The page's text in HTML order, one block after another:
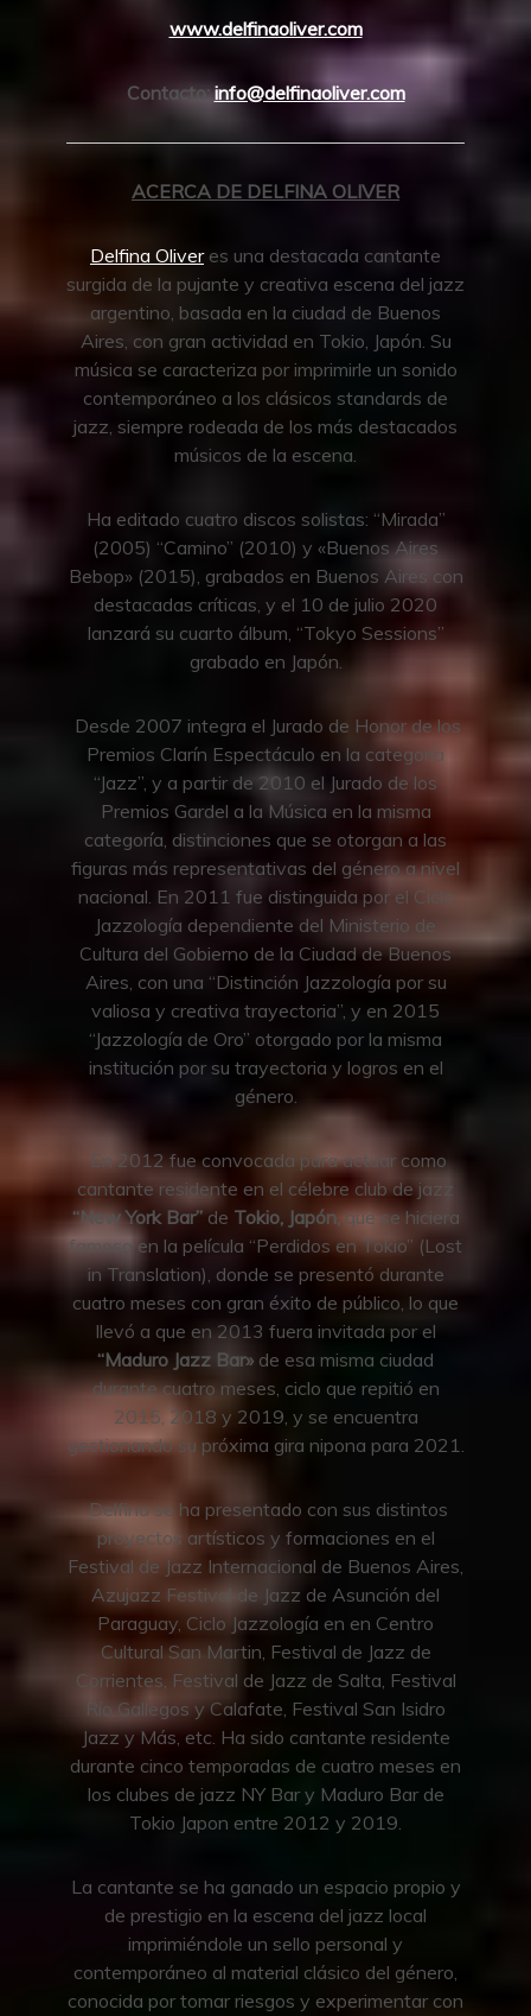
www.delfinaoliver.com
Contacto:info@delfinaoliver.com
ACERCA DE DELFINA OLIVER
Delfina Oliveres una destacada cantante
surgida de la pujante y creativa escena del jazz
argentino, basada en la ciudad de Buenos
Aires, con gran actividad en Tokio, Japón. Su
música se caracteriza por imprimirle un sonido
contemporáneo a los clásicos standards de
jazz, siempre rodeada de los más destacados
músicos de la escena.
Ha editado cuatro discos solistas: “Mirada”
(2005) “Camino” (2010) y «Buenos Aires
Bebop» (2015), grabados en Buenos Aires con
destacadas críticas, y el 10 de julio 2020
lanzará su cuarto álbum, “Tokyo Sessions”
grabado en Japón.
Desde 2007 integra el Jurado de Honor de los
Premios Clarín Espectáculo en la categoría
“Jazz”, y a partir de 2010 el Jurado de los
Premios Gardel a la Música en la misma
categoría, distinciones que se otorgan a las
figuras más representativas del género a nivel
nacional. En 2011 fue distinguida por el Ciclo
Jazzología dependiente del Ministerio de
Cultura del Gobierno de la Ciudad de Buenos
Aires, con una “Distinción Jazzología por su
valiosa y creativa trayectoria”, y en 2015
“Jazzología de Oro” otorgado por la misma
institución por su trayectoria y logros en el
género.
En 2012 fue convocada para actuar como
cantante residente en el célebre club de jazz
“New York Bar”de Tokio, Japón,que se hiciera
famoso en la película “Perdidos en Tokio” (Lost
in Translation), donde se presentó durante
cuatro meses con gran éxito de público, lo que
llevó a que en 2013 fuera invitada por el
“Maduro Jazz Bar» de esa misma ciudad
durante cuatro meses, ciclo que repitió en
2015, 2018 y 2019, y se encuentra
gestionando su próxima gira nipona para 2021.
Delfina se ha presentado con sus distintos
proyectos artísticos y formaciones en el
Festival de Jazz Internacional de Buenos Aires,
Azujazz Festival de Jazz de Asunción del
Paraguay, Ciclo Jazzología en en Centro
Cultural San Martin, Festival de Jazz de
Corrientes, Festival de Jazz de Salta, Festival
Río Gallegos y Calafate, Festival San Isidro
Jazz y Más, etc. Ha sido cantante residente
durante cinco temporadas de cuatro meses en
los clubes de jazz NY Bar y Maduro Bar de
Tokio Japon entre 2012 y 2019.
La cantante se ha ganado un espacio propio y
de prestigio en la escena del jazz local
imprimiéndole un sello personal y
contemporáneo al material clásico del género,
conocida por tomar riesgos y experimentar con